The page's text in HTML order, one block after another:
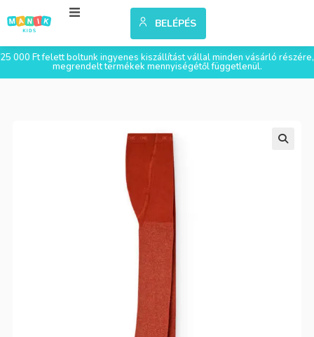
BELÉPÉS
25 000 Ft felett boltunk ingyenes kiszállítást vállal minden vásárló részére,
megrendelt termékek mennyiségétől függetlenül.